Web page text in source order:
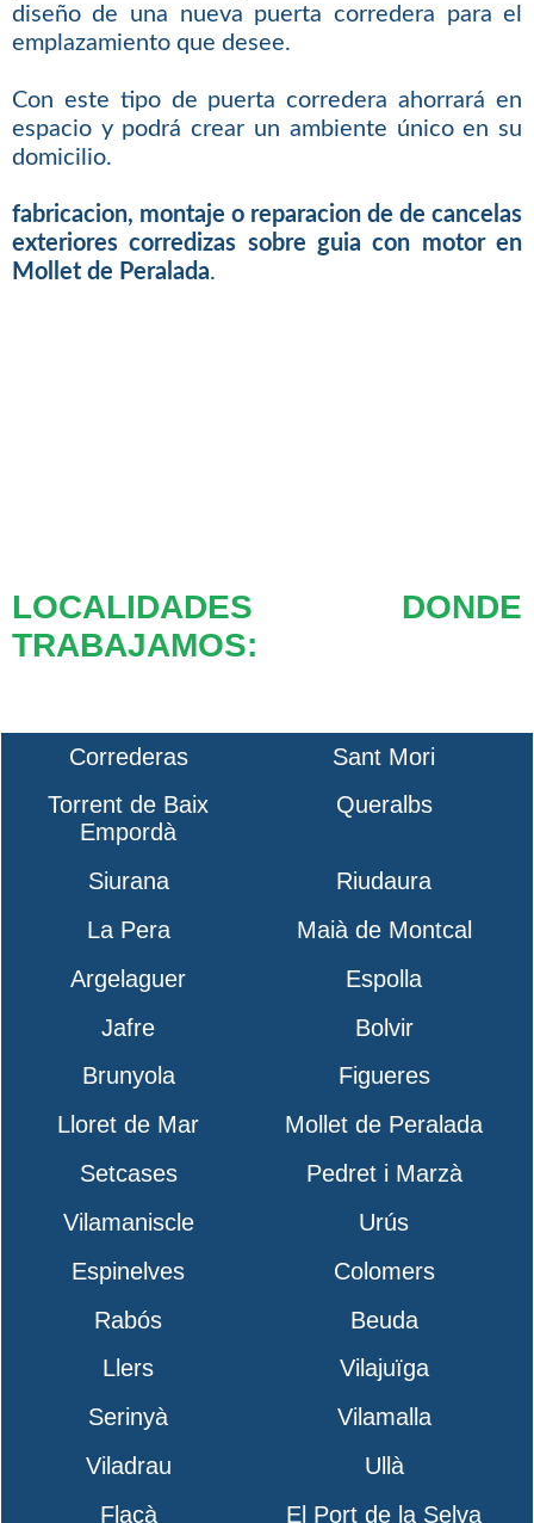
diseño de una nueva puerta corredera para el
emplazamiento que desee.
Con este tipo de puerta corredera ahorrará en
espacio y podrá crear un ambiente único en su
domicilio.
fabricacion, montaje o reparacion de de cancelas
exteriores corredizas sobre guia con motor en
Mollet de Peralada.
LOCALIDADES DONDE
TRABAJAMOS:
Correderas
Sant Mori
Torrent de Baix
Empordà
Queralbs
Siurana
Riudaura
La Pera
Maià de Montcal
Argelaguer
Espolla
Jafre
Bolvir
Brunyola
Figueres
Lloret de Mar
Mollet de Peralada
Setcases
Pedret i Marzà
Vilamaniscle
Urús
Espinelves
Colomers
Rabós
Beuda
Llers
Vilajuïga
Serinyà
Vilamalla
Viladrau
Ullà
Flaçà
El Port de la Selva